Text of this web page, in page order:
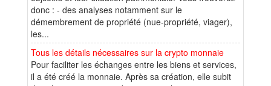
donc : - des analyses notamment sur le
démembrement de propriété (nue-propriété, viager),
les...
Tous les détails nécessaires sur la crypto monnaie
Pour faciliter les échanges entre les biens et services,
il a été créé la monnaie. Après sa création, elle subit